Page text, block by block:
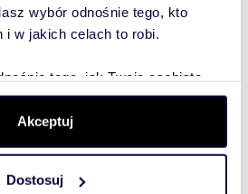
wybór odnośnie tego, kto
i w jakich celach to robi.
tego, jak Twoje osobiste
oraz ustaw własne preferencje w
Deklaracji plików cookie możesz
zgodę w dowolnej chwili.
do spersonalizowania treści
Akceptuj
Dostosuj
właściciel
oferty
szybko się z
Tobą
skontaktował!